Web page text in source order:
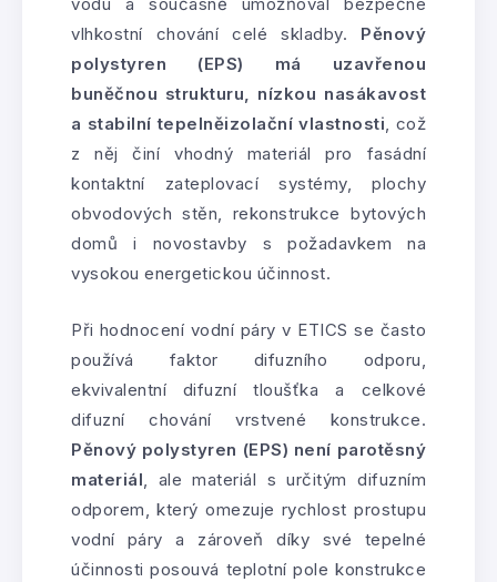
vodu a současně umožňoval bezpečné
vlhkostní chování celé skladby. Pěnový
polystyren (EPS) má uzavřenou
buněčnou strukturu, nízkou nasákavost
a stabilní tepelněizolační vlastnosti, což
z něj činí vhodný materiál pro fasádní
kontaktní zateplovací systémy, plochy
obvodových stěn, rekonstrukce bytových
domů i novostavby s požadavkem na
vysokou energetickou účinnost.
Při hodnocení vodní páry v ETICS se často
používá faktor difuzního odporu,
ekvivalentní difuzní tloušťka a celkové
difuzní chování vrstvené konstrukce.
Pěnový polystyren (EPS) není parotěsný
materiál, ale materiál s určitým difuzním
odporem, který omezuje rychlost prostupu
vodní páry a zároveň díky své tepelné
účinnosti posouvá teplotní pole konstrukce